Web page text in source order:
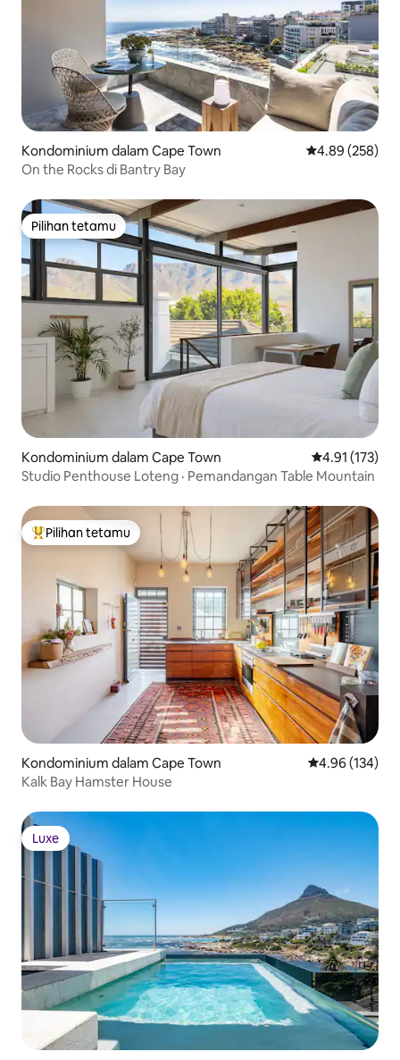
Kondominium dalam Cape Town Penarafan
4.89 (258)
On the Rocks di Bantry Bay
Pilihan tetamu
Pilihan tetamu
Kondominium dalam Cape Town Penarafan
4.91 (173)
Studio Penthouse Loteng · Pemandangan Table Mountain
Pilihan utama tetamu
Pilihan tetamu
Kondominium dalam Cape Town Penarafan
4.96 (134)
Kalk Bay Hamster House
Luxe
Luxe